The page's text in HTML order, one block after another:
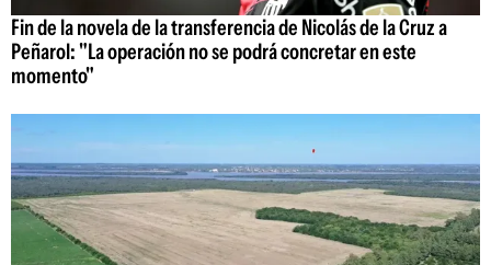
Fin de la novela de la transferencia de Nicolás de la Cruz a
Peñarol: "La operación no se podrá concretar en este
momento"